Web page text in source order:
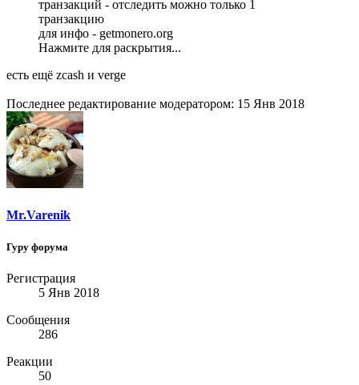
транзакций - отследить можно только 1
транзакцию
для инфо - getmonero.org
Нажмите для раскрытия...
есть ещё zcash и verge
Последнее редактирование модератором: 15 Янв 2018
Mr.Varenik
Гуру форума
Регистрация
5 Янв 2018
Сообщения
286
Реакции
50